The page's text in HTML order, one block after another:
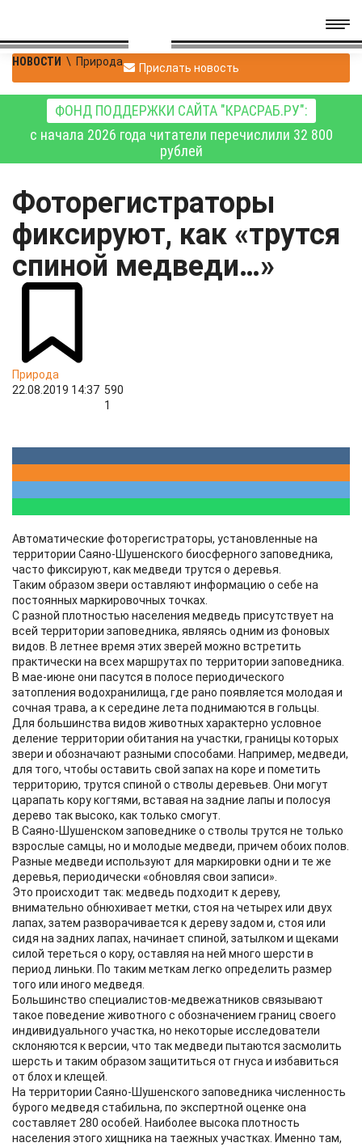
НОВОСТИ \ Природа Прислать новость
ФОНД ПОДДЕРЖКИ САЙТА "КРАСРАБ.РУ":
с начала 2026 года читатели перечислили 32 800
рублей
Фоторегистраторы
фиксируют, как «трутся
спиной медведи…»
Природа
22.08.2019 14:37 590
1
Автоматические фоторегистраторы, установленные на
территории Саяно-Шушенского биосферного заповедника,
часто фиксируют, как медведи трутся о деревья.
Таким образом звери оставляют информацию о себе на
постоянных маркировочных точках.
С разной плотностью населения медведь присутствует на
всей территории заповедника, являясь одним из фоновых
видов. В летнее время этих зверей можно встретить
практически на всех маршрутах по территории заповедника.
В мае-июне они пасутся в полосе периодического
затопления водохранилища, где рано появляется молодая и
сочная трава, а к середине лета поднимаются в гольцы.
Для большинства видов животных характерно условное
деление территории обитания на участки, границы которых
звери и обозначают разными способами. Например, медведи,
для того, чтобы оставить свой запах на коре и пометить
территорию, трутся спиной о стволы деревьев. Они могут
царапать кору когтями, вставая на задние лапы и полосуя
дерево так высоко, как только смогут.
В Саяно-Шушенском заповеднике о стволы трутся не только
взрослые самцы, но и молодые медведи, причем обоих полов.
Разные медведи используют для маркировки одни и те же
деревья, периодически «обновляя свои записи».
Это происходит так: медведь подходит к дереву,
внимательно обнюхивает метки, стоя на четырех или двух
лапах, затем разворачивается к дереву задом и, стоя или
сидя на задних лапах, начинает спиной, затылком и щеками
силой тереться о кору, оставляя на ней много шерсти в
период линьки. По таким меткам легко определить размер
того или иного медведя.
Большинство специалистов-медвежатников связывают
такое поведение животного с обозначением границ своего
индивидуального участка, но некоторые исследователи
склоняются к версии, что так медведи пытаются засмолить
шерсть и таким образом защититься от гнуса и избавиться
от блох и клещей.
На территории Саяно-Шушенского заповедника численность
бурого медведя стабильна, по экспертной оценке она
составляет 280 особей. Наиболее высока плотность
населения этого хищника на таежных участках. Именно там,